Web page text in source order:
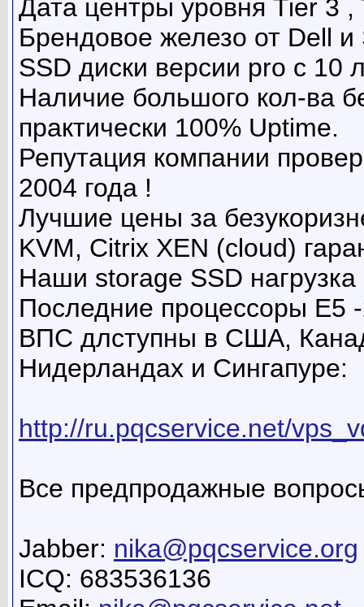
Дата центры уровня Tier 3 ,
Брендовое железо от Dell и
SSD диски версии pro с 10
Наличие большого кол-ва
практически 100% Uptime.
Репутация компании
2004 года !
Лучшие цены за
KVM, Citrix XEN (cloud)
Наши storage SSD
Последние процессоры E5
ВПС длступны в США,
Нидерландах и Сингапуре:
http://ru.pqcservice.net/
Все предпродажные
Jabber: nika@pqcservice.org
ICQ: 683536136